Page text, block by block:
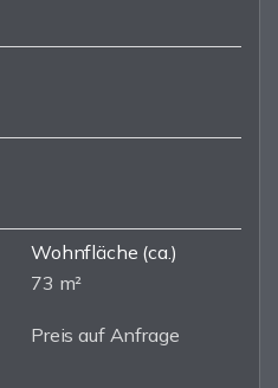
Wohnfläche (ca.)
73 m²
Preis auf Anfrage